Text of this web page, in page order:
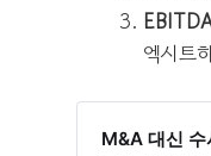
엑시트
M&A 대신 수